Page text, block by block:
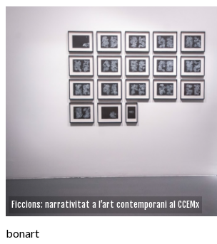
Ficcions: narrativitat a l’art contemporani al CCEMx
bonart